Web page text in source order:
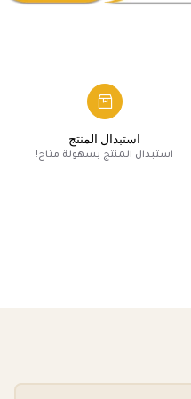
استبدال المنتج
استبدال المنتج بسهولة متاح!